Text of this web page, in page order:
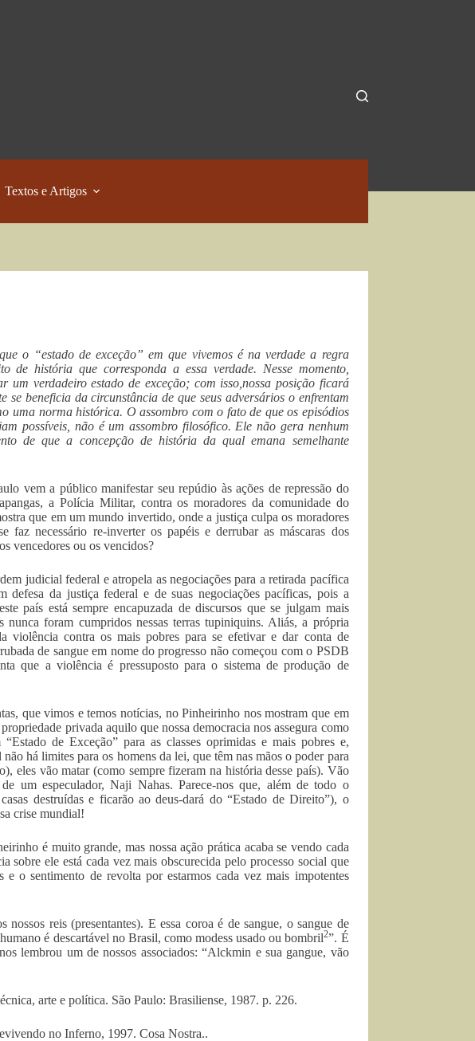
Textos e Artigos
o “estado de exceção” em que vivemos é na verdade a regra
de história que corresponda a essa verdade. Nesse momento,
um verdadeiro estado de exceção; com isso,nossa posição ficará
se beneficia da circunstância de que seus adversários o enfrentam
uma norma histórica. O assombro com o fato de que os episódios
possíveis, não é um assombro filosófico. Ele não gera nenhum
de que a concepção de história da qual emana semelhante
vem a público manifestar seu repúdio às ações de repressão do
a Polícia Militar, contra os moradores da comunidade do
que em um mundo invertido, onde a justiça culpa os moradores
faz necessário re-inverter os papéis e derrubar as máscaras dos
vencedores ou os vencidos?
judicial federal e atropela as negociações para a retirada pacífica
defesa da justiça federal e de suas negociações pacíficas, pois a
país está sempre encapuzada de discursos que se julgam mais
foram cumpridos nessas terras tupiniquins. Aliás, a própria
violência contra os mais pobres para se efetivar e dar conta de
de sangue em nome do progresso não começou com o PSDB
que a violência é pressuposto para o sistema de produção de
que vimos e temos notícias, no Pinheirinho nos mostram que em
privada aquilo que nossa democracia nos assegura como
de Exceção” para as classes oprimidas e mais pobres e,
há limites para os homens da lei, que têm nas mãos o poder para
eles vão matar (como sempre fizeram na história desse país). Vão
um especulador, Naji Nahas. Parece-nos que, além de todo o
destruídas e ficarão ao deus-dará do “Estado de Direito”), o
crise mundial!
é muito grande, mas nossa ação prática acaba se vendo cada
sobre ele está cada vez mais obscurecida pelo processo social que
o sentimento de revolta por estarmos cada vez mais impotentes
nossos reis (presentantes). E essa coroa é de sangue, o sangue de
é descartável no Brasil, como modess usado ou bombril2”. É
lembrou um de nossos associados: “Alckmin e sua gangue, vão
arte e política. São Paulo: Brasiliense, 1987. p. 226.
no Inferno, 1997. Cosa Nostra..